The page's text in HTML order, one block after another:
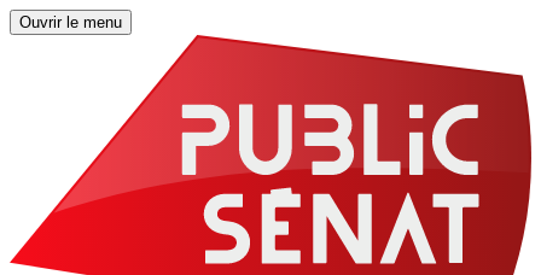
Ouvrir le menu